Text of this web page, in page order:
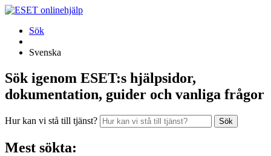
Sök
Svenska
Sök igenom ESET:s hjälpsidor,
dokumentation, guider och vanliga frågor
Hur kan vi stå till tjänst? Sök
Mest sökta: